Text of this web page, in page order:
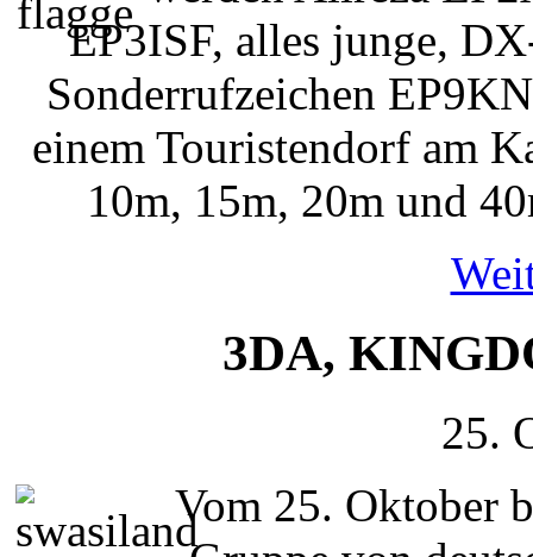
EP3ISF, alles junge,
Sonderrufzeichen
einem Touristendorf am
10m, 15m, 20m und
3DA,
25.
Vom 25. Oktober